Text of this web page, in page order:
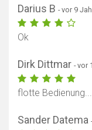
Darius B - vor 9
Ok
Dirk Dittmar - vor
flotte
Sander Datema